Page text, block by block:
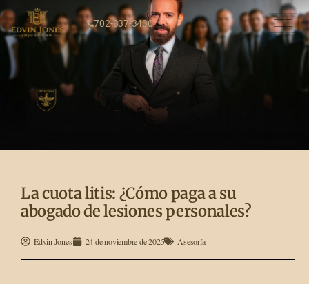
702-337-3430
La cuota litis: ¿Cómo paga a su
abogado de lesiones personales?
Edvin Jones 24 de noviembre de 2025 Asesoría